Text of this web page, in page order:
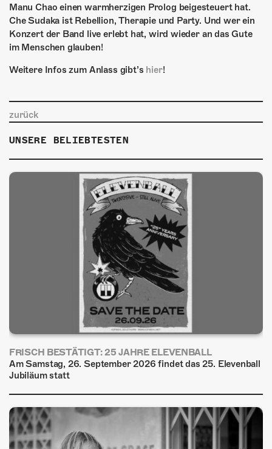
Manu Chao einen warmherzigen Prolog beigesteuert hat.
Che Sudaka ist Rebellion, Therapie und Party. Und wer ein
Konzert der Band live erlebt hat, wird wieder an das Gute
im Menschen glauben!
Weitere Infos zum Anlass gibt’s hier!
zurück
UNSERE BELIEBTESTEN
FRISCH BESTÄTIGT: 25 JAHRE ELEVENBALL
Am Samstag, 26. September 2026 findet das 25. Elevenball
Jubiläum statt